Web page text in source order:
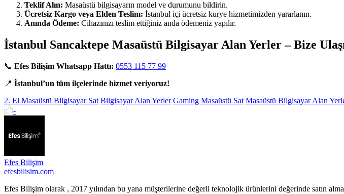
Teklif Alın: Masaüstü bilgisayarın model ve durumunu bildirin.
Ücretsiz Kargo veya Elden Teslim: İstanbul içi ücretsiz kurye hizmetimizden yararlanın.
Anında Ödeme: Cihazınızı teslim ettiğiniz anda ödemeniz yapılır.
İstanbul Sancaktepe Masaüstü Bilgisayar Alan Yerler – Bize
📞 Efes Bilişim Whatsapp Hattı: 0553 115 77 99
📍 İstanbul’un tüm ilçelerinde hizmet veriyoruz!
2. El Masaüstü Bilgisayar Sat Bilgisayar Alan Yerler Gaming Masaüstü Sat Masaüstü Bilgisayar Alan
-
Efes Bilişim
efesbilisim.com
Efes Bilişim olarak , 2017 yılından bu yana müşterilerine değerli teknolojik ürünlerini değerinde satın